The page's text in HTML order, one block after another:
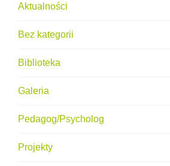
Aktualności
Bez kategorii
Biblioteka
Galeria
Pedagog/Psycholog
Projekty